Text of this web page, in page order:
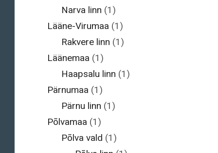
Narva linn (1)
Lääne-Virumaa (1)
Rakvere linn (1)
Läänemaa (1)
Haapsalu linn (1)
Pärnumaa (1)
Pärnu linn (1)
Põlvamaa (1)
Põlva vald (1)